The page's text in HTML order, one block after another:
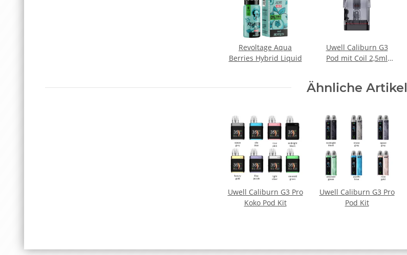
Revoltage Aqua
Berries Hybrid Liquid
Uwell Caliburn G3
Pod mit Coil 2,5ml
Ähnliche Artikel
Uwell Caliburn G3 Pro
Koko Pod Kit
Uwell Caliburn G3 Pro
Pod Kit